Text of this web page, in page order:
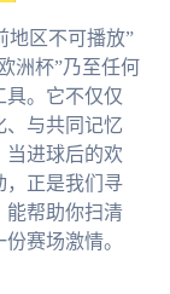
地区不可播放”
洲杯”乃至任何
具。它不仅仅
、与共同记忆
当进球后的欢
，正是我们寻
能帮助你扫清
赛场激情。